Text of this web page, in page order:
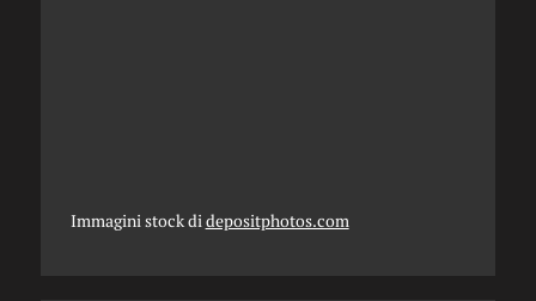
Immagini stock didepositphotos.com